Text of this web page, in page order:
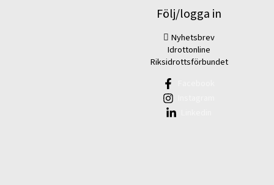
Följ/logga in
Nyhetsbrev
Idrottonline
Riksidrottsförbundet